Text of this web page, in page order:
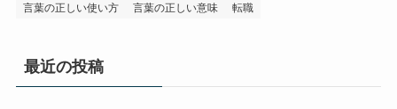
言葉の正しい使い方
言葉の正しい意味 転職
最近の投稿